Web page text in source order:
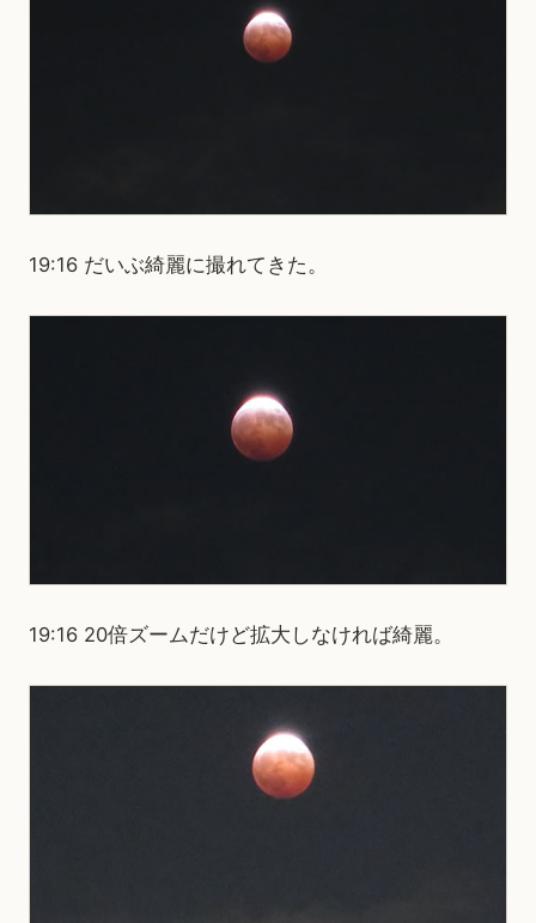
19:16 だいぶ綺麗に撮れてきた。
19:16 20倍ズームだけど拡大しなければ綺麗。